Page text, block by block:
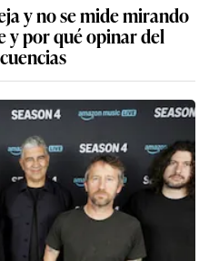
y no se mide mirando
y por qué opinar del